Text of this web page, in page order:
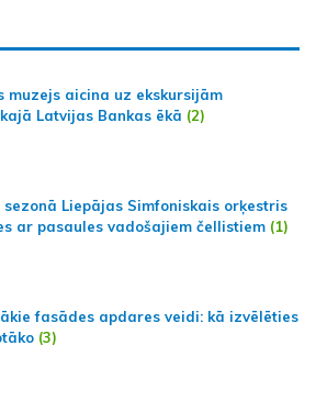
muzejs aicina uz ekskursijām
Latvijas Bankas ēkā (2)
sezonā Liepājas Simfoniskais orķestris
ar pasaules vadošajiem čellistiem (1)
fasādes apdares veidi: kā izvēlēties
(3)